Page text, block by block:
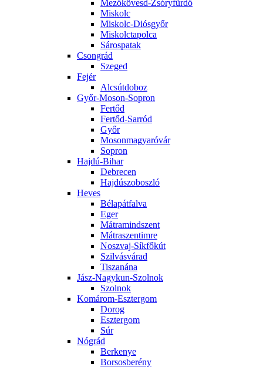
Mezőkövesd-Zsóryfürdő
Miskolc
Miskolc-Diósgyőr
Miskolctapolca
Sárospatak
Csongrád
Szeged
Fejér
Alcsútdoboz
Győr-Moson-Sopron
Fertőd
Fertőd-Sarród
Győr
Mosonmagyaróvár
Sopron
Hajdú-Bihar
Debrecen
Hajdúszoboszló
Heves
Bélapátfalva
Eger
Mátramindszent
Mátraszentimre
Noszvaj-Síkfőkút
Szilvásvárad
Tiszanána
Jász-Nagykun-Szolnok
Szolnok
Komárom-Esztergom
Dorog
Esztergom
Súr
Nógrád
Berkenye
Borsosberény